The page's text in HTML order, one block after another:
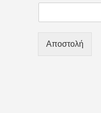
Αποστολή